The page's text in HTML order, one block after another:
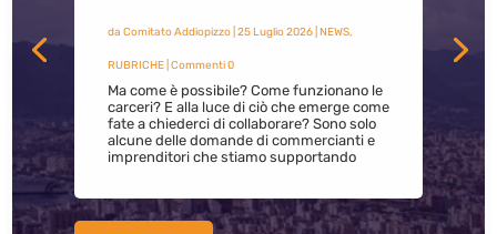
da Comitato Addiopizzo| 25 Luglio 2026| NEWS,
RUBRICHE| Commenti 0
Ma come è possibile? Come funzionano le
carceri? E alla luce di ciò che emerge come
fate a chiederci di collaborare? Sono solo
alcune delle domande di commercianti e
imprenditori che stiamo supportando